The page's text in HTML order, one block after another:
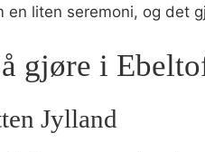
en liten seremoni, og det
gjøre i
Jylland